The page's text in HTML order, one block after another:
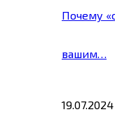
Почему
вашим…
19.07.2024